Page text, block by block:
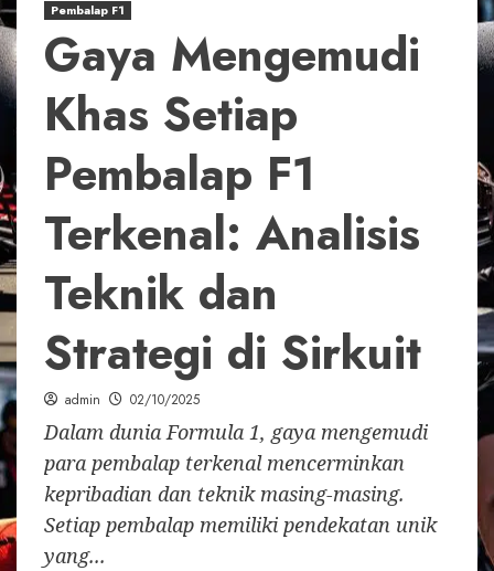
Pembalap F1
Gaya Mengemudi
Khas Setiap
Pembalap F1
Terkenal: Analisis
Teknik dan
Strategi di Sirkuit
admin 02/10/2025
Dalam dunia Formula 1, gaya mengemudi
para pembalap terkenal mencerminkan
kepribadian dan teknik masing-masing.
Setiap pembalap memiliki pendekatan unik
yang...